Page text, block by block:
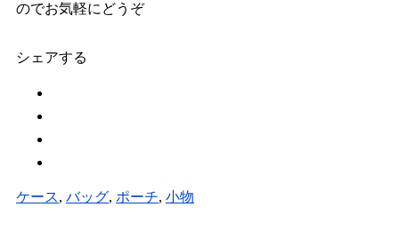
のでお気軽にどうぞ
シェアする
ケース, バッグ, ポーチ, 小物